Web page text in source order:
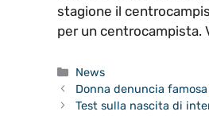
stagione il
per un centrocampista.
Categorie
News
Donna denuncia
Test sulla nascita di